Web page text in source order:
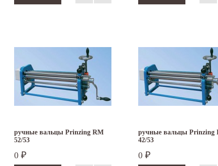
ручные вальцы Prinzing RM
52/53
0 ₽
ручные вальцы Prinzing
42/53
0 ₽